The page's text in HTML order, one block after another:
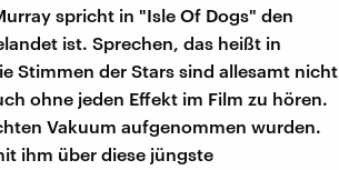
spricht in "Isle Of Dogs" den
ist. Sprechen, das heißt in
Stimmen der Stars sind allesamt nicht
ohne jeden Effekt im Film zu hören.
Vakuum aufgenommen wurden.
ihm über diese jüngste